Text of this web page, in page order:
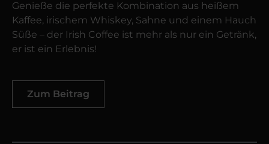
Genieße die perfekte Kombination aus heißem
Kaffee, irischem Whiskey, Sahne und einem Hauch
Süße – der Irish Coffee ist mehr als nur ein Getränk,
er ist ein Erlebnis!
Zum Beitrag